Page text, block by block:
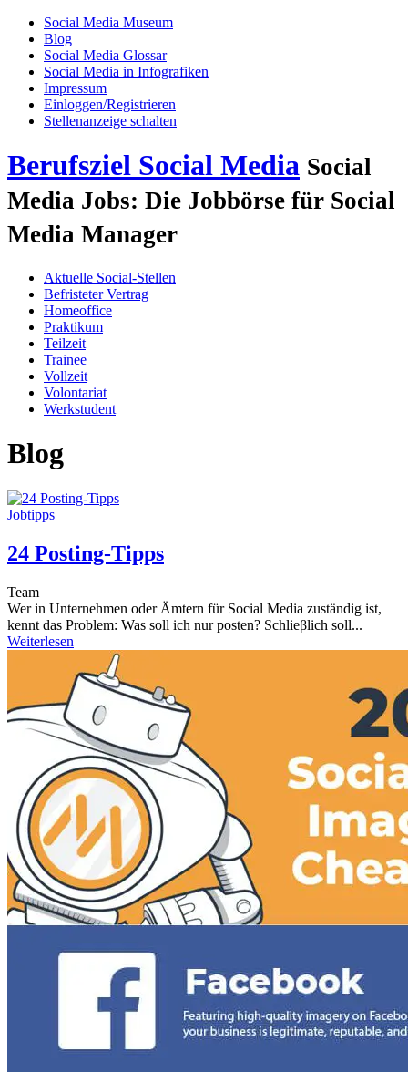
Social Media Museum
Blog
Social Media Glossar
Social Media in Infografiken
Impressum
Einloggen/Registrieren
Stellenanzeige schalten
Berufsziel Social Media Social
Media Jobs: Die Jobbörse für Social
Media Manager
Aktuelle Social-Stellen
Befristeter Vertrag
Homeoffice
Praktikum
Teilzeit
Trainee
Vollzeit
Volontariat
Werkstudent
Blog
Jobtipps
24 Posting-Tipps
Team
Wer in Unternehmen oder Ämtern für Social Media zuständig ist,
kennt das Problem: Was soll ich nur posten? Schlieβlich soll...
Weiterlesen